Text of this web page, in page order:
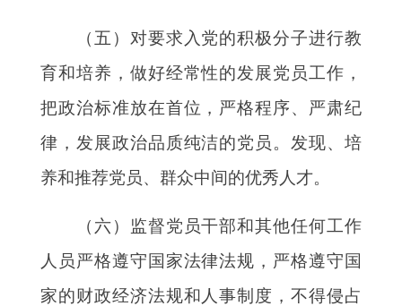
（五）对要求入党的积极分子进行教
育和培养，做好经常性的发展党员工作，
把政治标准放在首位，严格程序、严肃纪
律，发展政治品质纯洁的党员。发现、培
养和推荐党员、群众中间的优秀人才。
（六）监督党员干部和其他任何工作
人员严格遵守国家法律法规，严格遵守国
家的财政经济法规和人事制度，不得侵占